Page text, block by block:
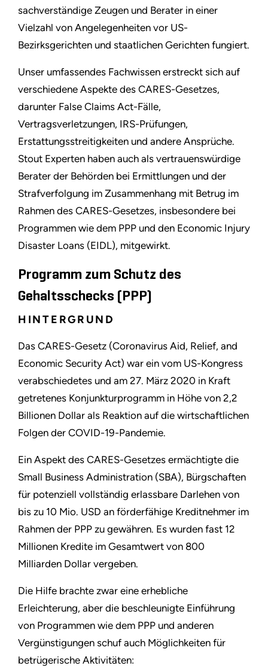
sachverständige Zeugen und Berater in einer
Vielzahl von Angelegenheiten vor US-
Bezirksgerichten und staatlichen Gerichten fungiert.
Unser umfassendes Fachwissen erstreckt sich auf
verschiedene Aspekte des CARES-Gesetzes,
darunter False Claims Act-Fälle,
Vertragsverletzungen, IRS-Prüfungen,
Erstattungsstreitigkeiten und andere Ansprüche.
Stout Experten haben auch als vertrauenswürdige
Berater der Behörden bei Ermittlungen und der
Strafverfolgung im Zusammenhang mit Betrug im
Rahmen des CARES-Gesetzes, insbesondere bei
Programmen wie dem PPP und den Economic Injury
Disaster Loans (EIDL), mitgewirkt.
Programm zum Schutz des
Gehaltsschecks (PPP)
HINTERGRUND
Das CARES-Gesetz (Coronavirus Aid, Relief, and
Economic Security Act) war ein vom US-Kongress
verabschiedetes und am 27. März 2020 in Kraft
getretenes Konjunkturprogramm in Höhe von 2,2
Billionen Dollar als Reaktion auf die wirtschaftlichen
Folgen der COVID-19-Pandemie.
Ein Aspekt des CARES-Gesetzes ermächtigte die
Small Business Administration (SBA), Bürgschaften
für potenziell vollständig erlassbare Darlehen von
bis zu 10 Mio. USD an förderfähige Kreditnehmer im
Rahmen der PPP zu gewähren. Es wurden fast 12
Millionen Kredite im Gesamtwert von 800
Milliarden Dollar vergeben.
Die Hilfe brachte zwar eine erhebliche
Erleichterung, aber die beschleunigte Einführung
von Programmen wie dem PPP und anderen
Vergünstigungen schuf auch Möglichkeiten für
betrügerische Aktivitäten: